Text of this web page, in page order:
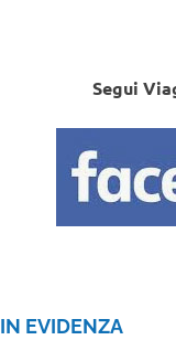
Segui
IN EVIDENZA